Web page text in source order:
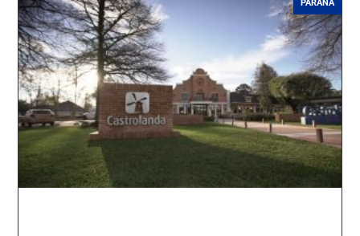
PARANÁ